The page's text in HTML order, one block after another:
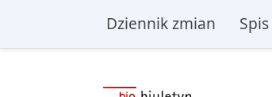
przejdź do głównego menu
Dziennik zmian